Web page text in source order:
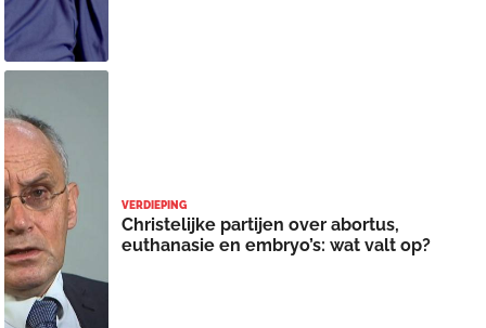
VERDIEPING
Christelijke partijen over abortus,
euthanasie en embryo’s: wat valt op?